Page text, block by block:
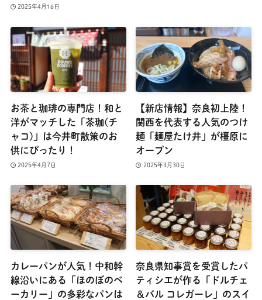
2025年4月16日
お茶と珈琲の専門店！和と
洋がマッチした「茶珈(チ
ャコ)」は今井町散策のお
供にぴったり！
2025年4月7日
【新店情報】奈良初上陸！
関西を代表する人気のつけ
麺「麺屋たけ井」が橿原に
オープン
2025年3月30日
カレーパンが人気！中和幹
線沿いにある「ほのぼのベ
ーカリー」の多彩なパンは
奈良県知事賞を受賞したパ
ティシエが作る「ドルチェ
＆バル コレガーレ」のスイ